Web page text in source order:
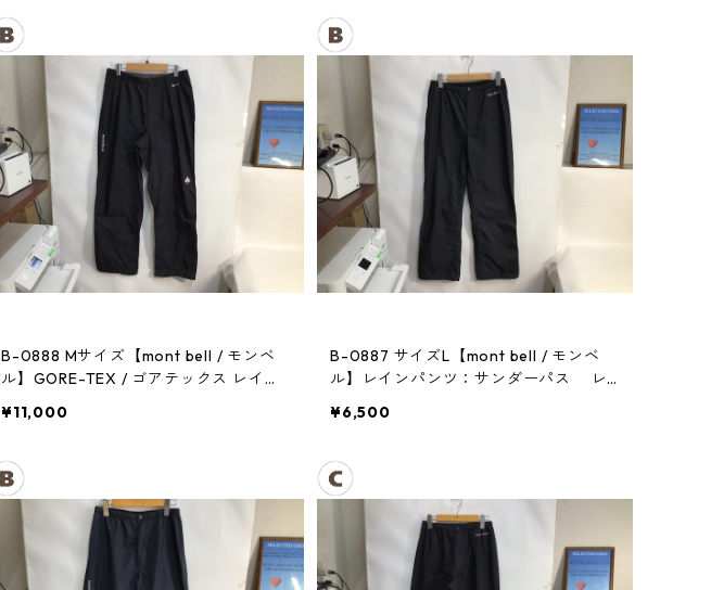
B-0888 Mサイズ【mont bell / モンベ
ル】GORE-TEX / ゴアテックス レイン
¥11,000
B-0887 サイズL【mont bell / モンベ
ル】レインパンツ：サンダーパス レ
¥6,500